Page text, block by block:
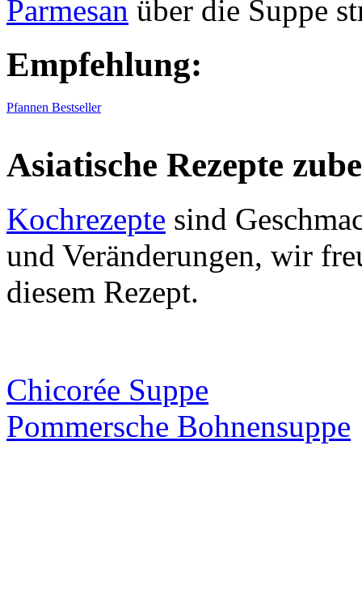
Parmesan über die Suppe
Empfehlung:
Pfannen Bestseller
Asiatische Rezepte
Kochrezepte sind
und Veränderungen, wir
diesem Rezept.
Chicorée Suppe
Pommersche Bohnensuppe